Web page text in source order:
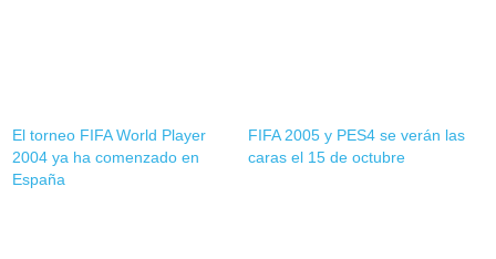
El torneo FIFA World Player
2004 ya ha comenzado en
España
FIFA 2005 y PES4 se verán las
caras el 15 de octubre